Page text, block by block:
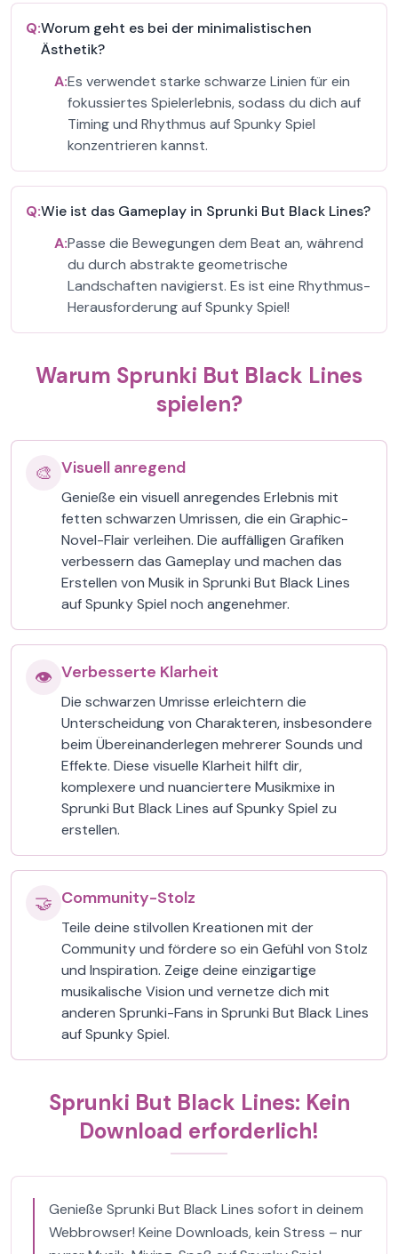
Q:Worum geht es bei der minimalistischen
Ästhetik?
A:Es verwendet starke schwarze Linien für ein
fokussiertes Spielerlebnis, sodass du dich auf
Timing und Rhythmus auf Spunky Spiel
konzentrieren kannst.
Q:Wie ist das Gameplay in Sprunki But Black Lines?
A:Passe die Bewegungen dem Beat an, während
du durch abstrakte geometrische
Landschaften navigierst. Es ist eine Rhythmus-
Herausforderung auf Spunky Spiel!
Warum Sprunki But Black Lines
spielen?
🎨 Visuell anregend
Genieße ein visuell anregendes Erlebnis mit
fetten schwarzen Umrissen, die ein Graphic-
Novel-Flair verleihen. Die auffälligen Grafiken
verbessern das Gameplay und machen das
Erstellen von Musik in Sprunki But Black Lines
auf Spunky Spiel noch angenehmer.
👁️ Verbesserte Klarheit
Die schwarzen Umrisse erleichtern die
Unterscheidung von Charakteren, insbesondere
beim Übereinanderlegen mehrerer Sounds und
Effekte. Diese visuelle Klarheit hilft dir,
komplexere und nuanciertere Musikmixe in
Sprunki But Black Lines auf Spunky Spiel zu
erstellen.
🤝 Community-Stolz
Teile deine stilvollen Kreationen mit der
Community und fördere so ein Gefühl von Stolz
und Inspiration. Zeige deine einzigartige
musikalische Vision und vernetze dich mit
anderen Sprunki-Fans in Sprunki But Black Lines
auf Spunky Spiel.
Sprunki But Black Lines: Kein
Download erforderlich!
Genieße Sprunki But Black Lines sofort in deinem
Webbrowser! Keine Downloads, kein Stress – nur